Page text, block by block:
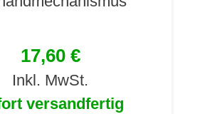
17,60 €
Inkl. MwSt.
versandfertig